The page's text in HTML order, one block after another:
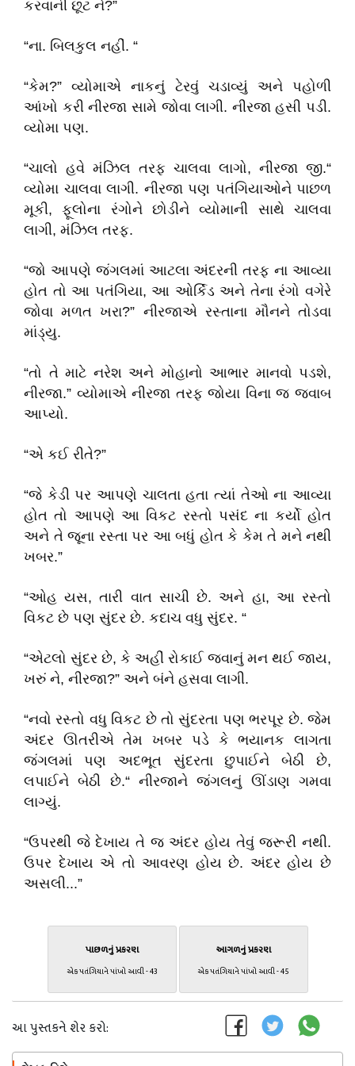
કરવાની છૂટ ને?”
“ના. બિલકુલ નહીં. “
“કેમ?” વ્યોમાએ નાકનું ટેરવું ચડાવ્યું અને પહોળી
આંખો કરી નીરજા સામે જોવા લાગી. નીરજા હસી પડી.
વ્યોમા પણ.
“ચાલો હવે મંઝિલ તરફ ચાલવા લાગો, નીરજા જી.“
વ્યોમા ચાલવા લાગી. નીરજા પણ પતંગિયાઓને પાછળ
મૂકી, ફૂલોના રંગોને છોડીને વ્યોમાની સાથે ચાલવા
લાગી, મંઝિલ તરફ.
“જો આપણે જંગલમાં આટલા અંદરની તરફ ના આવ્યા
હોત તો આ પતંગિયા, આ ઓર્કિડ અને તેના રંગો વગેરે
જોવા મળત ખરા?” નીરજાએ રસ્તાના મૌનને તોડવા
માંડ્યુ.
“તો તે માટે નરેશ અને મોહાનો આભાર માનવો પડશે,
નીરજા.” વ્યોમાએ નીરજા તરફ જોયા વિના જ જવાબ
આપ્યો.
“એ કઈ રીતે?”
“જે કેડી પર આપણે ચાલતા હતા ત્યાં તેઓ ના આવ્યા
હોત તો આપણે આ વિકટ રસ્તો પસંદ ના કર્યો હોત
અને તે જૂના રસ્તા પર આ બધું હોત કે કેમ તે મને નથી
ખબર.”
“ઓહ યસ, તારી વાત સાચી છે. અને હા, આ રસ્તો
વિકટ છે પણ સુંદર છે. કદાચ વધુ સુંદર. “
“એટલો સુંદર છે, કે અહીં રોકાઈ જવાનું મન થઈ જાય,
ખરું ને, નીરજા?” અને બંને હસવા લાગી.
“નવો રસ્તો વધુ વિકટ છે તો સુંદરતા પણ ભરપૂર છે. જેમ
અંદર ઊતરીએ તેમ ખબર પડે કે ભયાનક લાગતા
જંગલમાં પણ અદભૂત સુંદરતા છુપાઈને બેઠી છે,
લપાઈને બેઠી છે.“ નીરજાને જંગલનું ઊંડાણ ગમવા
લાગ્યું.
“ઉપરથી જે દેખાય તે જ અંદર હોય તેવું જરૂરી નથી.
ઉપર દેખાય એ તો આવરણ હોય છે. અંદર હોય છે
અસલી...”
પાછળનું પ્રકરણ
એક પતંગિયાને પાંખો આવી - 43
આગળનું પ્રકરણ
એક પતંગિયાને પાંખો આવી - 45
આ પુસ્તકને શેર કરો: